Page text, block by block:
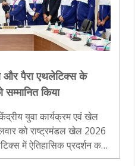
और पैरा एथलेटिक्स के
किया
युवा कार्यक्रम एवं खेल
को राष्ट्रमंडल खेल 2026
में ऐतिहासिक प्रदर्शन करने
किया। इस दौरान